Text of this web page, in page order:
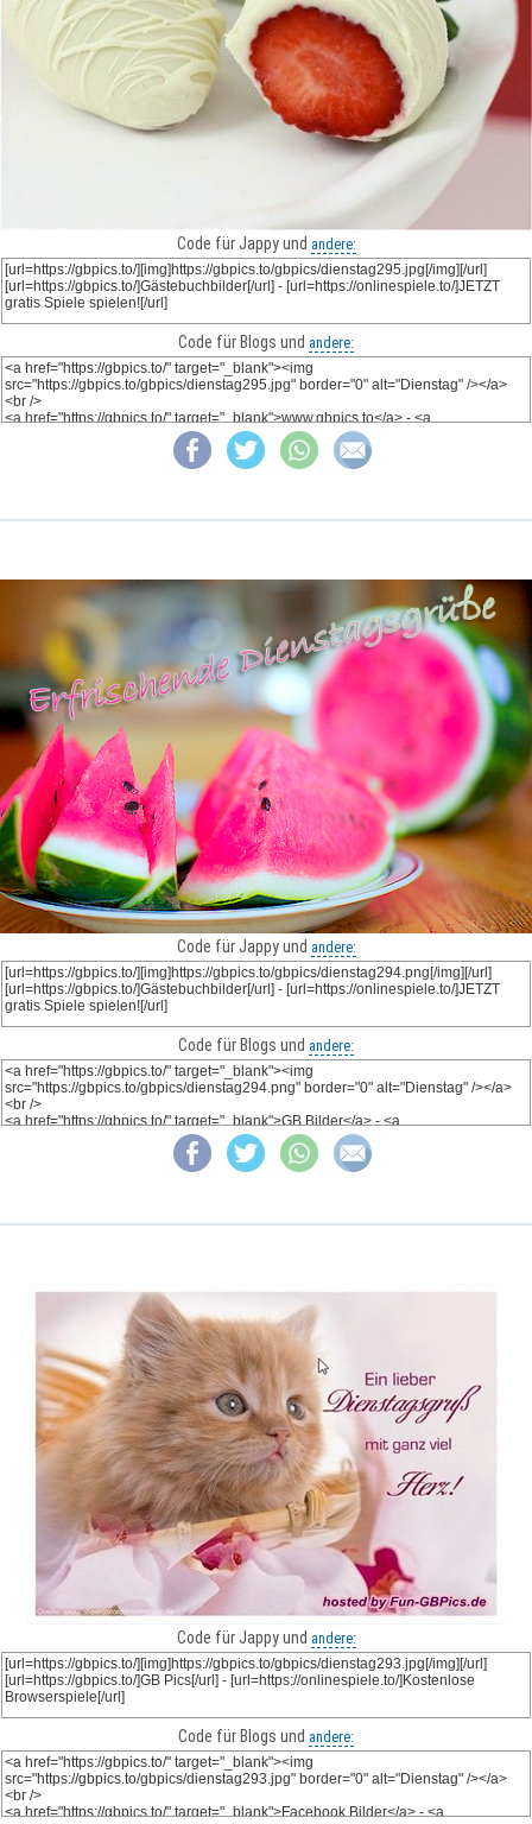
Code für Jappy und andere:
Code für Blogs und andere:
Code für Jappy und andere:
Code für Blogs und andere:
Code für Jappy und andere:
Code für Blogs und andere: